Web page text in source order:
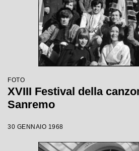
FOTO
XVIII Festival della
Sanremo
30 GENNAIO 1968